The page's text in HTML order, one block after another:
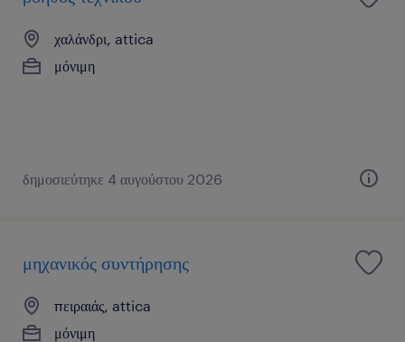
χαλάνδρι, attica
μόνιμη
δημοσιεύτηκε 4 αυγούστου 2026
μηχανικός συντήρησης
πειραιάς, attica
μόνιμη